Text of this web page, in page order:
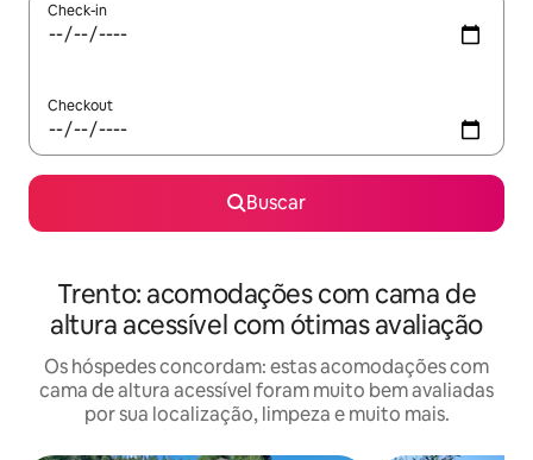
Check-in
Checkout
Buscar
Trento: acomodações com cama de
altura acessível com ótimas avaliação
Os hóspedes concordam: estas acomodações com
cama de altura acessível foram muito bem avaliadas
por sua localização, limpeza e muito mais.